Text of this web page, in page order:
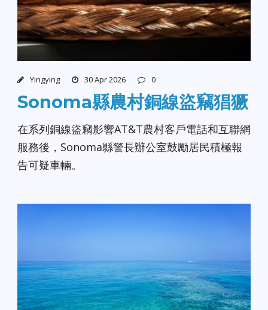
Yingying 30 Apr 2026 0
Sonoma縣農村銅線盜竊猖獗
在系列銅線盜竊影響AT&T農村客戶電話和互聯網
服務後，Sonoma縣警長辦公室鼓勵居民積極報
告可疑車輛。